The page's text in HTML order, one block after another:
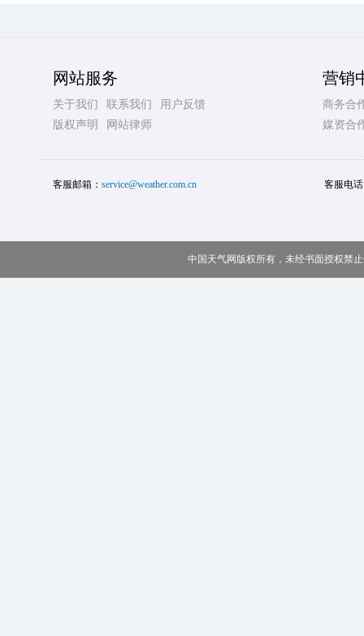
网站服务
关于我们 联系我们
用户反馈
版权声明
网站律师
营销
商务合
媒资合
客服邮箱： service@weather.com.cn 客服电
中国天气网版权所有，未经书面授权